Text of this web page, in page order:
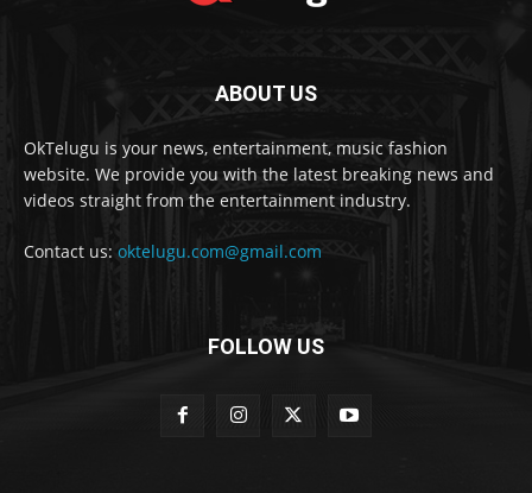
ABOUT US
OkTelugu is your news, entertainment, music fashion
website. We provide you with the latest breaking news and
videos straight from the entertainment industry.
Contact us: oktelugu.com@gmail.com
FOLLOW US